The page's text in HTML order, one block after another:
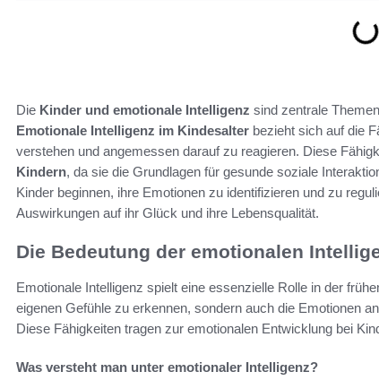
Die Kinder und emotionale Intelligenz sind zentrale
Emotionale Intelligenz im Kindesalter bezieht sich auf die
verstehen und angemessen darauf zu reagieren. Diese
Kindern, da sie die Grundlagen für gesunde soziale
Kinder beginnen, ihre Emotionen zu identifizieren und zu
Auswirkungen auf ihr Glück und ihre Lebensqualität.
Die Bedeutung der emotionalen
Emotionale Intelligenz spielt eine essenzielle Rolle in der
eigenen Gefühle zu erkennen, sondern auch die Emotionen
Diese Fähigkeiten tragen zur emotionalen Entwicklung bei
Was versteht man unter emotionaler Intelligenz?